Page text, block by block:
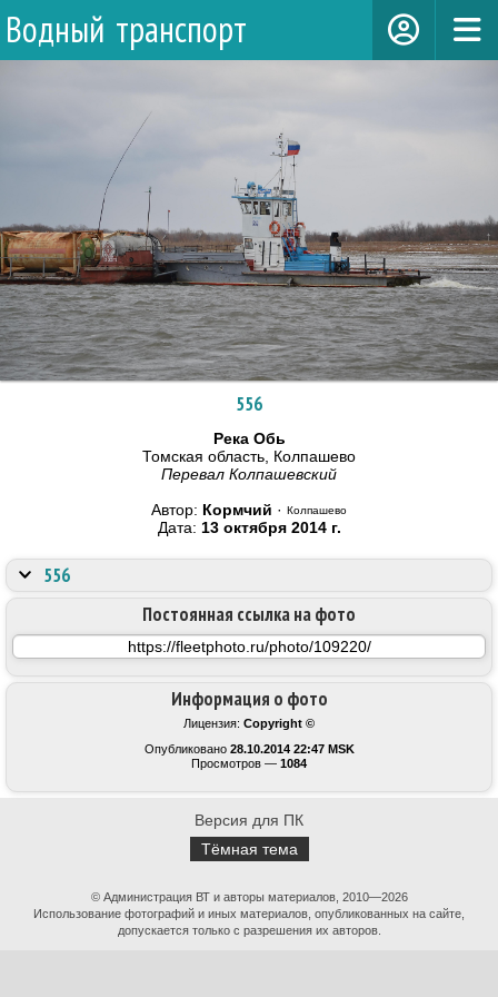
Водный транспорт
556
Река Обь
Томская область, Колпашево
Перевал Колпашевский
Автор: Кормчий · Колпашево
Дата: 13 октября 2014 г.
Информация о фото
Лицензия: Copyright ©
Опубликовано 28.10.2014 22:47 MSK
Просмотров — 1084
Постоянная ссылка на фото
556
Версия для ПК
Тёмная тема
© Администрация ВТ и авторы материалов, 2010—2026
Использование фотографий и иных материалов, опубликованных на сайте,
допускается только с разрешения их авторов.